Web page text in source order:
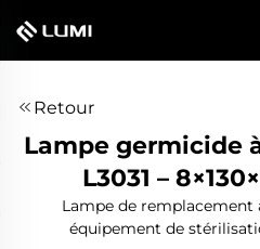
Retour
Lampe germicide
L3031 –
Lampe de
équipement de